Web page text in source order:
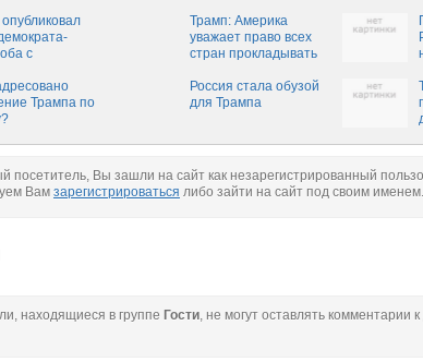
с
Трамп: Америка
уважает право всех
стран прокладывать
Трампа по
Россия стала обузой
для Трампа
посетитель, Вы зашли на сайт как незарегистрированный
Вам зарегистрироваться либо зайти на сайт под своим именем.
находящиеся в группе Гости, не могут оставлять комментарии